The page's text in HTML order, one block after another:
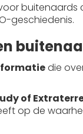
voor
geschiedenis.
die
of
op de